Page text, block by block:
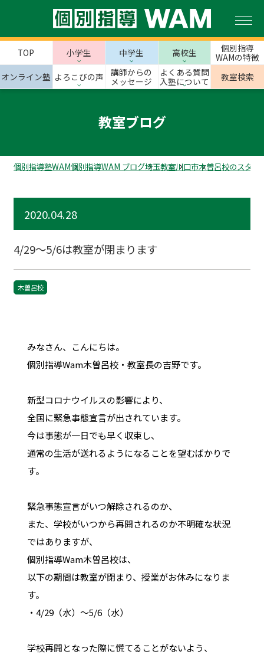
TOP 小学生 中学生 高校生
個別指導
WAMの特徴
オンライン塾 よろこびの声
講師からの
メッセージ
よくある質問
入塾について
教室検索
教室ブログ
個別指導塾WAM個別指導WAM ブログ埼玉教室川口市木曽呂校のスタッ
2020.04.28
4/29～5/6は教室が閉まります
木曽呂校
みなさん、こんにちは。
個別指導Wam木曽呂校・教室長の吉野です。
新型コロナウイルスの影響により、
全国に緊急事態宣言が出されています。
今は事態が一日でも早く収束し、
通常の生活が送れるようになることを望むばかりで
す。
緊急事態宣言がいつ解除されるのか、
また、学校がいつから再開されるのか不明確な状況
ではありますが、
個別指導Wam木曽呂校は、
以下の期間は教室が閉まり、授業がお休みになりま
す。
・4/29（水）〜5/6（水）
学校再開となった際に慌てることがないよう、